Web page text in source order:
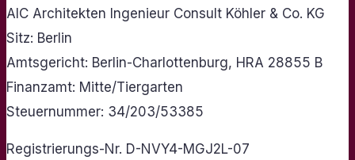
AIC Architekten Ingenieur Consult Köhler & Co. KG
Sitz: Berlin
Amtsgericht: Berlin-Charlottenburg, HRA 28855 B
Finanzamt: Mitte/Tiergarten
Steuernummer: 34/203/53385
Registrierungs-Nr. D-NVY4-MGJ2L-07